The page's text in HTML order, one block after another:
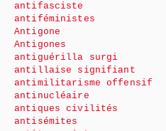
antifasciste
antiféministes
Antigone
Antigones
antiguérilla surgi
antillaise signifiant
antimilitarisme offensif
antinucléaire
antiques civilités
antisémites